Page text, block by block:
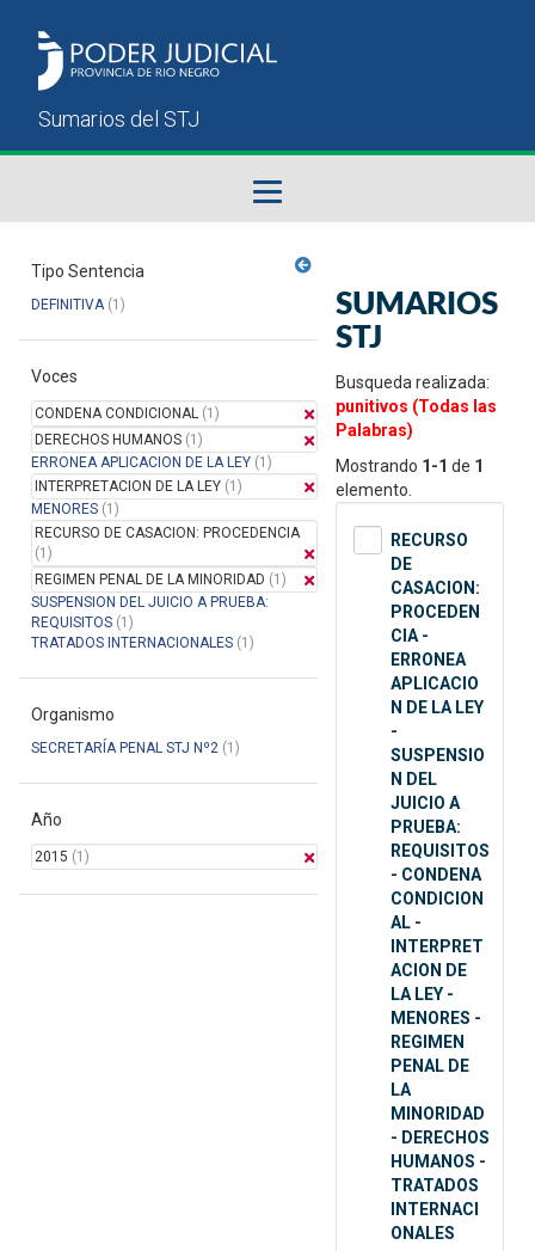
Sumarios del STJ
Manual del Usuario
Tipo Sentencia
DEFINITIVA(1)
Voces
CONDENA CONDICIONAL (1)
DERECHOS HUMANOS (1)
ERRONEA APLICACION DE LA LEY (1)
INTERPRETACION DE LA LEY (1)
MENORES (1)
RECURSO DE CASACION: PROCEDENCIA
(1)
REGIMEN PENAL DE LA MINORIDAD (1)
SUSPENSION DEL JUICIO A PRUEBA:
REQUISITOS (1)
TRATADOS INTERNACIONALES (1)
Organismo
SECRETARÍA PENAL STJ Nº2 (1)
Año
2015 (1)
SUMARIOS
STJ
Busqueda realizada:
punitivos (Todas las
Palabras)
Mostrando 1-1 de 1
elemento.
RECURSO
DE
CASACION:
PROCEDEN
CIA -
ERRONEA
APLICACIO
N DE LA LEY
-
SUSPENSIO
N DEL
JUICIO A
PRUEBA:
REQUISITOS
- CONDENA
CONDICION
AL -
INTERPRET
ACION DE
LA LEY -
MENORES -
REGIMEN
PENAL DE
LA
MINORIDAD
- DERECHOS
HUMANOS -
TRATADOS
INTERNACI
ONALES